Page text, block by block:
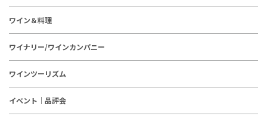
ワイン＆料理
ワイナリー/ワインカンパニー
ワインツーリズム
イベント｜品評会